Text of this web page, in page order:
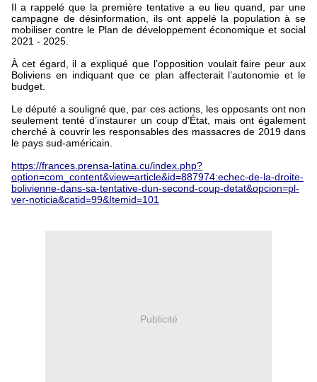
Il a rappelé que la première tentative a eu lieu quand, par une
campagne de désinformation, ils ont appelé la population à se
mobiliser contre le Plan de développement économique et social
2021 - 2025.
À cet égard, il a expliqué que l’opposition voulait faire peur aux
Boliviens en indiquant que ce plan affecterait l’autonomie et le
budget.
Le député a souligné que, par ces actions, les opposants ont non
seulement tenté d’instaurer un coup d’État, mais ont également
cherché à couvrir les responsables des massacres de 2019 dans
le pays sud-américain.
https://frances.prensa-latina.cu/index.php?
option=com_content&view=article&id=887974:echec-de-la-droite-
bolivienne-dans-sa-tentative-dun-second-coup-detat&opcion=pl-
ver-noticia&catid=99&Itemid=101
Publicité